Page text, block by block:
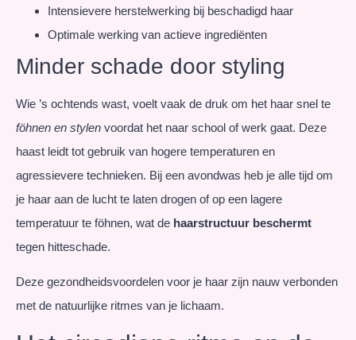
Intensievere herstelwerking bij beschadigd haar
Optimale werking van actieve ingrediënten
Minder schade door styling
Wie ’s ochtends wast, voelt vaak de druk om het haar snel te
föhnen en stylen voordat het naar school of werk gaat. Deze
haast leidt tot gebruik van hogere temperaturen en
agressievere technieken. Bij een avondwas heb je alle tijd om
je haar aan de lucht te laten drogen of op een lagere
temperatuur te föhnen, wat de haarstructuur beschermt
tegen hitteschade.
Deze gezondheidsvoordelen voor je haar zijn nauw verbonden
met de natuurlijke ritmes van je lichaam.